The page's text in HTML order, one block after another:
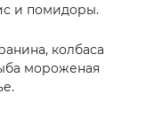
и помидоры.
колбаса
мороженая